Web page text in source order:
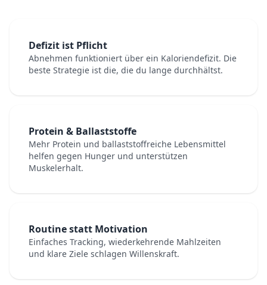
Defizit ist Pflicht
Abnehmen funktioniert über ein Kaloriendefizit. Die
beste Strategie ist die, die du lange durchhältst.
Protein & Ballaststoffe
Mehr Protein und ballaststoffreiche Lebensmittel
helfen gegen Hunger und unterstützen
Muskelerhalt.
Routine statt Motivation
Einfaches Tracking, wiederkehrende Mahlzeiten
und klare Ziele schlagen Willenskraft.